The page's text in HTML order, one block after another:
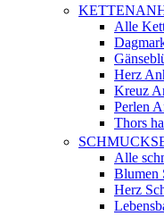
Alle
Herz
Kreuz
Perlen
Thors
Alle
Blumen
Herz